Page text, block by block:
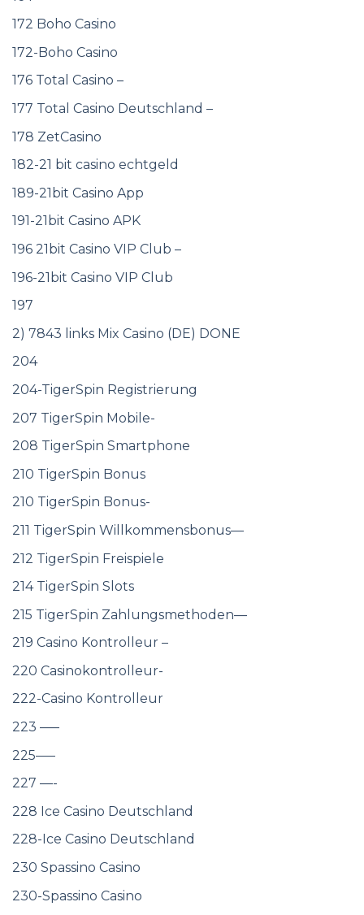
172 Boho Casino
172-Boho Casino
176 Total Casino –
177 Total Casino Deutschland –
178 ZetCasino
182-21 bit casino echtgeld
189-21bit Casino App
191-21bit Casino APK
196 21bit Casino VIP Club –
196-21bit Casino VIP Club
197
2) 7843 links Mix Casino (DE) DONE
204
204-TigerSpin Registrierung
207 TigerSpin Mobile-
208 TigerSpin Smartphone
210 TigerSpin Bonus
210 TigerSpin Bonus-
211 TigerSpin Willkommensbonus—
212 TigerSpin Freispiele
214 TigerSpin Slots
215 TigerSpin Zahlungsmethoden—
219 Casino Kontrolleur –
220 Casinokontrolleur-
222-Casino Kontrolleur
223 —–
225—–
227 —-
228 Ice Casino Deutschland
228-Ice Casino Deutschland
230 Spassino Casino
230-Spassino Casino